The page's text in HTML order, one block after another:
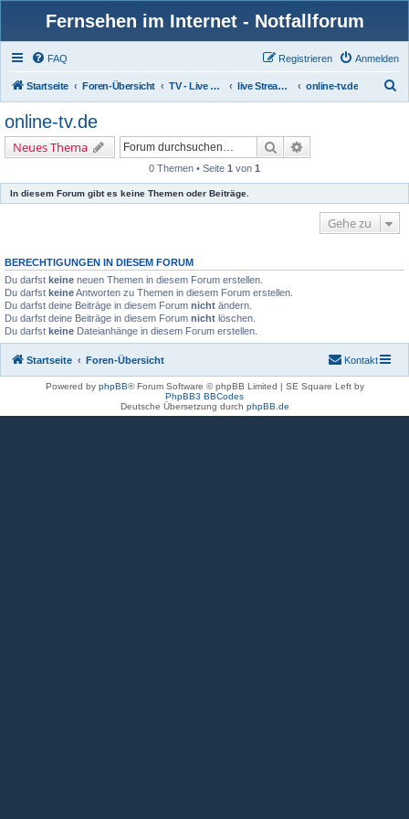
Fernsehen im Internet - Notfallforum
FAQ Anmelden
Registrieren
Startseite Foren-Übersicht TV - Live & auf Abruf live Streaming online-tv.de
online-tv.de
Neues Thema Suche
0 Themen • Seite 1 von 1
In diesem Forum gibt es keine Themen oder Beiträge.
Gehe zu
BERECHTIGUNGEN IN DIESEM FORUM
Du darfst keine neuen Themen in diesem Forum erstellen.
Du darfst keineAntworten zu Themen in diesem Forum erstellen.
Du darfst deine Beiträge in diesem Forum nicht ändern.
Du darfst deine Beiträge in diesem Forum nicht löschen.
Du darfst keine Dateianhänge in diesem Forum erstellen.
Startseite Foren-Übersicht Kontakt
Powered by phpBB® Forum Software © phpBB Limited | SE Square Left by
PhpBB3 BBCodes
Deutsche Übersetzung durch phpBB.de